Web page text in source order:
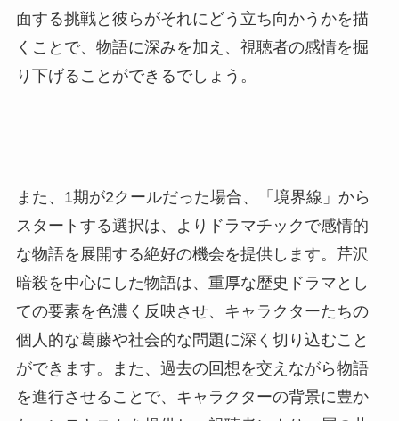
面する挑戦と彼らがそれにどう立ち向かうかを描
くことで、物語に深みを加え、視聴者の感情を掘
り下げることができるでしょう。
また、1期が2クールだった場合、「境界線」から
スタートする選択は、よりドラマチックで感情的
な物語を展開する絶好の機会を提供します。芹沢
暗殺を中心にした物語は、重厚な歴史ドラマとし
ての要素を色濃く反映させ、キャラクターたちの
個人的な葛藤や社会的な問題に深く切り込むこと
ができます。また、過去の回想を交えながら物語
を進行させることで、キャラクターの背景に豊か